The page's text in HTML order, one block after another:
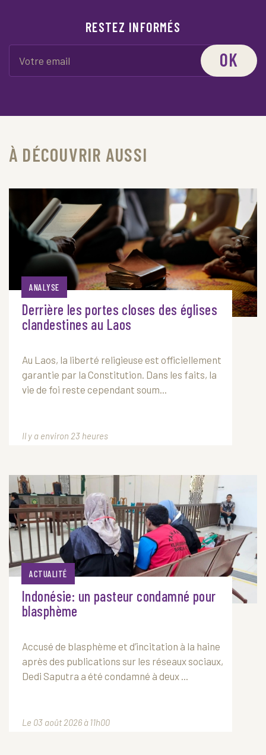
RESTEZ INFORMÉS
OK
À DÉCOUVRIR AUSSI
ANALYSE
Derrière les portes closes des églises
clandestines au Laos
Au Laos, la liberté religieuse est officiellement
garantie par la Constitution. Dans les faits, la
vie de foi reste cependant soum...
Il y a environ 23 heures
ACTUALITÉ
Indonésie: un pasteur condamné pour
blasphème
Accusé de blasphème et d’incitation à la haine
après des publications sur les réseaux sociaux,
Dedi Saputra a été condamné à deux ...
Le 03 août 2026 à 11h00